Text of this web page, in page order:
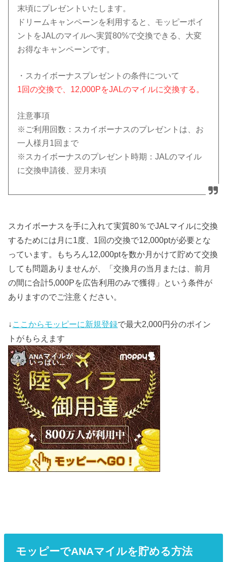
末頃にプレゼントいたします。
ドリームキャンペーンを利用すると、モッピーポイ
ントをJALのマイルへ実質80%で交換できる、大変
お得なキャンペーンです。
・スカイボーナスプレゼントの条件について
1回の交換で、12,000PをJALのマイルに交換する。
注意事項
※ご利用回数：スカイボーナスのプレゼントは、お
一人様 月1回まで
※スカイボーナスのプレゼント時期：JALのマイル
に交換申請後、翌月末頃
スカイボーナスを手に入れて実質80％でJALマイルに交換
するためには月に1度、1回の交換で12,000ptが必要とな
っています。もちろん12,000ptを数か月かけて貯めて交換
しても問題ありませんが、「交換月の当月または、前月
の間に合計5,000Pを広告利用のみで獲得」という条件が
ありますのでご注意ください。
↓ ここからモッピーに新規登録で最大2,000円分のポイン
トがもらえます
モッピーでANAマイルを貯める方法